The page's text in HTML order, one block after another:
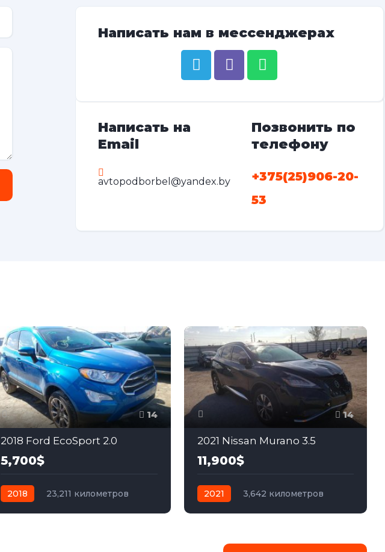
Написать нам в мессенджерах
Написать на
Email
avtopodborbel@yandex.by
Позвонить по
телефону
+375(25)906-20-
53
14
2018 Ford EcoSport 2.0
5,700$
2018
23,211 километров
14
2021 Nissan Murano 3.5
11,900$
2021
3,642 километров